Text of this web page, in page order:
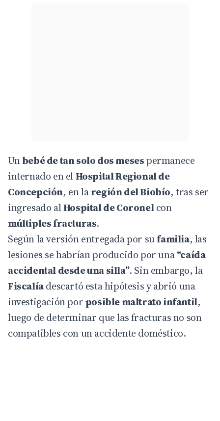
Unbebé de tan solo dos mesespermanece
internado en elHospital Regional de
Concepción, en laregión del Biobío, tras ser
ingresado alHospital de Coronelcon
múltiples fracturas.
Según la versión entregada por sufamilia, las
lesiones se habrían producido por una“caída
accidental desde una silla”. Sin embargo, la
Fiscalíadescartó esta hipótesis y abrió una
investigación porposible maltrato infantil,
luego de determinar que las fracturas no son
compatibles con un accidente doméstico.